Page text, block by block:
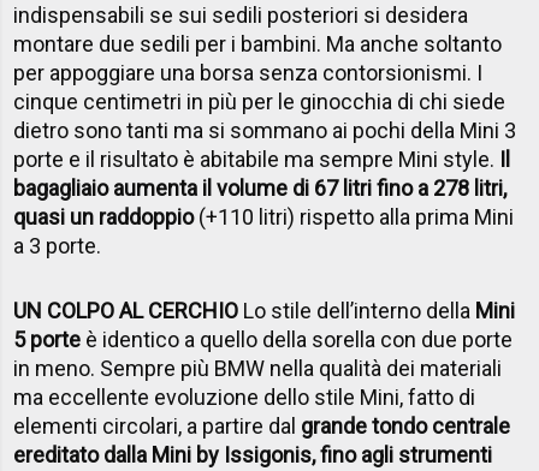
indispensabili se sui sedili posteriori si desidera
montare due sedili per i bambini. Ma anche soltanto
per appoggiare una borsa senza contorsionismi. I
cinque centimetri in più per le ginocchia di chi siede
dietro sono tanti ma si sommano ai pochi della Mini 3
porte e il risultato è abitabile ma sempre Mini style. Il
bagagliaio aumenta il volume di 67 litri fino a 278 litri,
quasi un raddoppio(+110 litri) rispetto alla prima Mini
a 3 porte.
UN COLPO AL CERCHIO Lo stile dell’interno della Mini
5 porte è identico a quello della sorella con due porte
in meno. Sempre più BMW nella qualità dei materiali
ma eccellente evoluzione dello stile Mini, fatto di
elementi circolari, a partire dal grande tondo centrale
ereditato dalla Mini by Issigonis, fino agli strumenti